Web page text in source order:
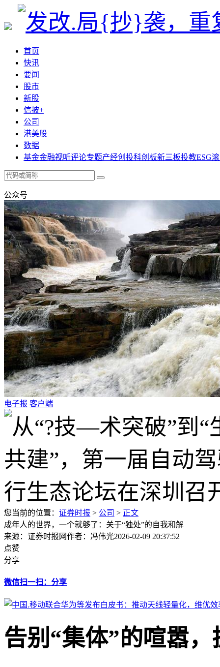
首页
快讯
要闻
股市
新股
信披+
公司
港美股
数据
基金金融视听评论专题产经创投科创板新三板投教ESG
公众号
电子报 客户端
您当前的位置： 证券时报 > 公司 > 正文
成年人的世界，一个就够了：关于“独处”的自我和解
来源：证券时报网作者：冯伟光2026-02-09 20:37:52
点赞
分享
微信扫一扫：分享
告别“集体”的喧嚣